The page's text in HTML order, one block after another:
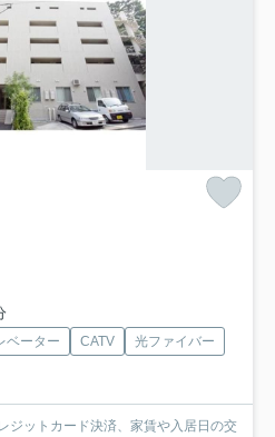
ベーター CATV
光ファイバー
ジットカード決済、家賃や入居日の交